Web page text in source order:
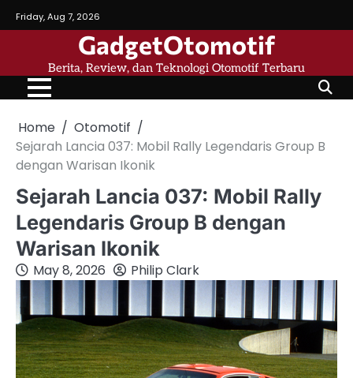
to
Friday, Aug 7, 2026
GadgetOtomotif
Berita, Review, dan Teknologi Otomotif Terbaru
Home
Otomotif
Sejarah Lancia 037: Mobil Rally Legendaris Group B
dengan Warisan Ikonik
Sejarah Lancia 037: Mobil Rally
Legendaris Group B dengan
Warisan Ikonik
May 8, 2026 Philip Clark